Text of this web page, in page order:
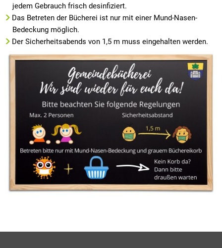
jedem Gebrauch frisch desinfiziert.
Das Betreten der Bücherei ist nur mit einer Mund-Nasen-
Bedeckung möglich.
Der Sicherheitsabends von 1,5 m muss eingehalten werden.